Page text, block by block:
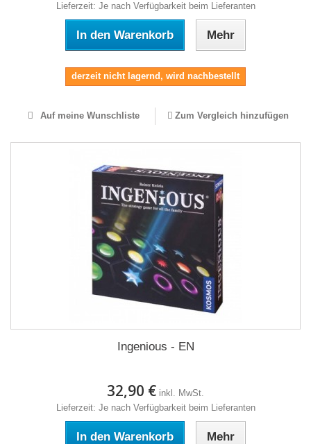
Lieferzeit: Je nach Verfügbarkeit beim Lieferanten
In den Warenkorb Mehr
derzeit nicht lagernd, wird nachbestellt
Auf meine Wunschliste Zum Vergleich hinzufügen
Ingenious - EN
32,90 € inkl. MwSt.
Lieferzeit: Je nach Verfügbarkeit beim Lieferanten
In den Warenkorb Mehr